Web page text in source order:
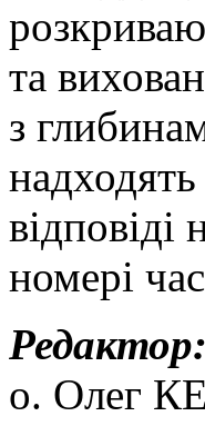
та
з
відповіді
номері
Редактор:
о. Олег